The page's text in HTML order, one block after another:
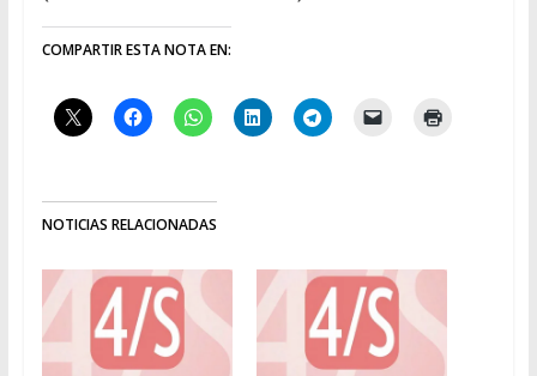
COMPARTIR ESTA NOTA EN:
NOTICIAS RELACIONADAS